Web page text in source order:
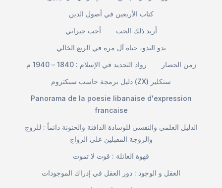
كتاب الأربعين في أصول الدين
أحب جيراني
أريد ذلك الحب
بدو البدو، حياة آل مرة في الربع الخالي
رواد التجديد في الإسلام : 1840 – 1940 م
زمن الحصار
دليل برمجة حاسب سبكتروم (ZX) سنكلير
Panorama de la poesie libanaise d'expression
francaise
الدليل العلمي والنفسي للوسادة الدافئة والحنونة دائماً : للزوج
والزوجة المقبلين على الزواج
قهوة العائلة : قوت لا تموت
العقل و الوجود : دور العقل في إدراك الموجودات